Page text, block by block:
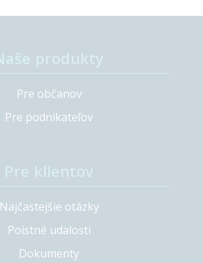
Pre občanov
Pre podnikateľov
Najčastejšie otázky
Poistné udalosti
Dokumenty